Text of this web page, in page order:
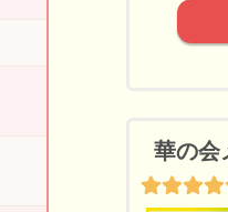
華の会